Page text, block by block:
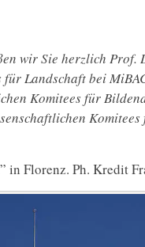
wir Sie herzlich Prof.
für Landschaft bei
Komitees für
in Florenz. Ph. Kredit